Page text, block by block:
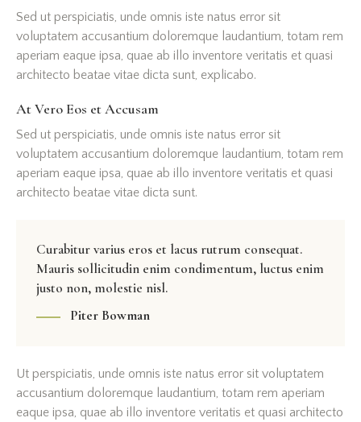
Sed ut perspiciatis, unde omnis iste natus error sit
voluptatem accusantium doloremque laudantium, totam rem
aperiam eaque ipsa, quae ab illo inventore veritatis et quasi
architecto beatae vitae dicta sunt, explicabo.
At Vero Eos et Accusam
Sed ut perspiciatis, unde omnis iste natus error sit
voluptatem accusantium doloremque laudantium, totam rem
aperiam eaque ipsa, quae ab illo inventore veritatis et quasi
architecto beatae vitae dicta sunt.
Curabitur varius eros et lacus rutrum consequat.
Mauris sollicitudin enim condimentum, luctus enim
justo non, molestie nisl.
Piter Bowman
Ut perspiciatis, unde omnis iste natus error sit voluptatem
accusantium doloremque laudantium, totam rem aperiam
eaque ipsa, quae ab illo inventore veritatis et quasi architecto